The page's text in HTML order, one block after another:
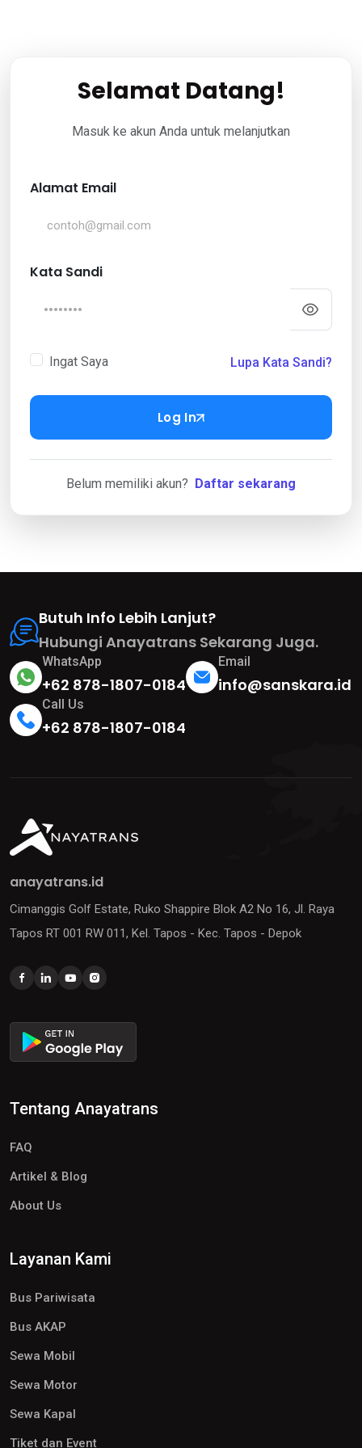
Selamat Datang!
Masuk ke akun Anda untuk melanjutkan
Alamat Email
Kata Sandi
Ingat Saya Lupa Kata Sandi?
Log In
Belum memiliki akun? Daftar sekarang
Butuh Info Lebih Lanjut?
Hubungi Anayatrans Sekarang Juga.
WhatsApp
+62 878-1807-0184
Email
info@sanskara.id
Call Us
+62 878-1807-0184
anayatrans.id
Cimanggis Golf Estate, Ruko Shappire Blok A2 No 16, Jl. Raya
Tapos RT 001 RW 011, Kel. Tapos - Kec. Tapos - Depok
Tentang Anayatrans
FAQ
Artikel & Blog
About Us
Layanan Kami
Bus Pariwisata
Bus AKAP
Sewa Mobil
Sewa Motor
Sewa Kapal
Tiket dan Event